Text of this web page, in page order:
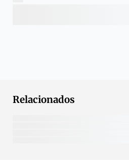
Relacionados